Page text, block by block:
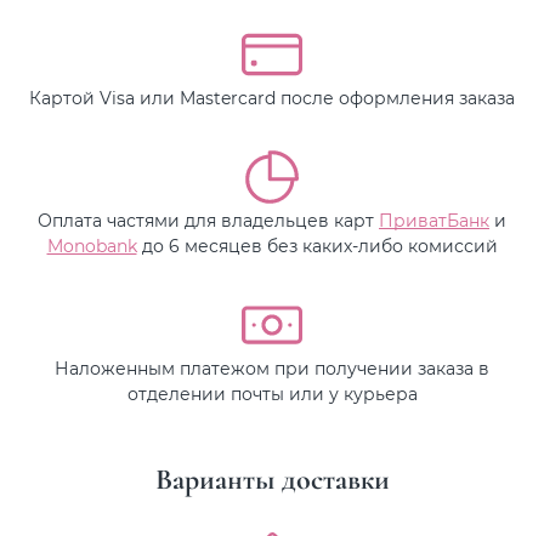
Картой Visa или Mastercard после оформления заказа
Оплата частями для владельцев карт ПриватБанк и
Monobankдо 6 месяцев без каких-либо комиссий
Наложенным платежом при получении заказа в
отделении почты или у курьера
Варианты доставки